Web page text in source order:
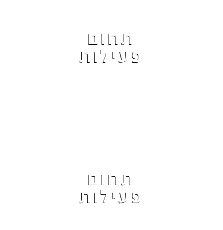
תחום
פעילות
תחום
פעילות